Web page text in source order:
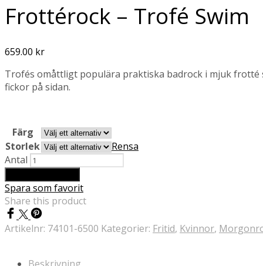
Frottérock – Trofé Swim
659.00 kr
Trofés omåttligt populära praktiska badrock i mjuk frotté
fickor på sidan.
Färg
Storlek
Rensa
Antal
Spara som favorit
Share this product
Artikelnr: 74101-6500 Kategorier: Fritid, Kvinnor,